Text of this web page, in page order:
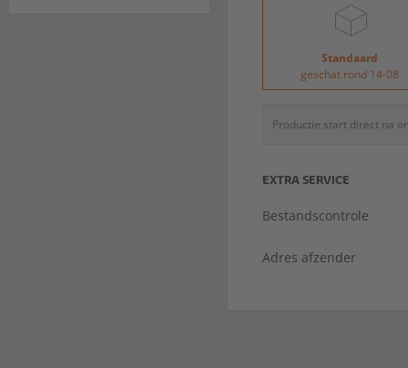
Standaard
geschat rond 14-08
Productie start direct na
EXTRA SERVICE
Bestandscontrole
Adres afzender